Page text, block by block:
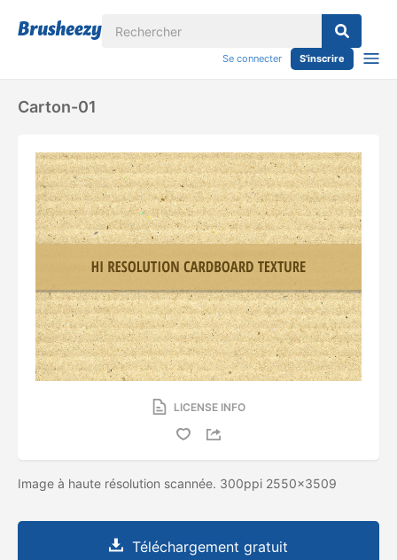
Se connecter S'inscrire
Carton-01
LICENSE INFO
Image à haute résolution scannée. 300ppi 2550x3509
Téléchargement gratuit